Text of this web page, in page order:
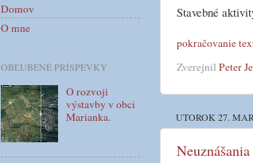
Stavebné
pokračovanie
Zverejnil Peter
UTOROK 27.
Domov
O mne
OBĽÚBENÉ PRÍSPEVKY
O rozvoji
výstavby v obci
Marianka.